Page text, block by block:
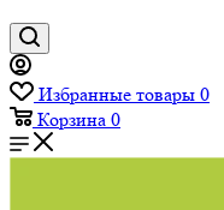
Избранные товары 0
Корзина 0